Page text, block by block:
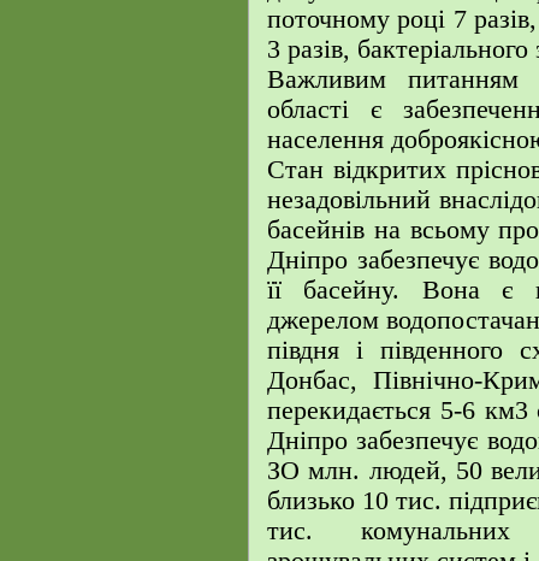
поточному році 7
3 разів,
Важливим питанням
області є
населення
Стан відкритих
незадовільний
басейнів на всьому
Дніпро забезпечує
її басейну. Вона є
джерелом
півдня і південного
Донбас, Північно-
перекидається 5-6
Дніпро забезпечує
ЗО млн. людей, 50
близько 10 тис.
тис.